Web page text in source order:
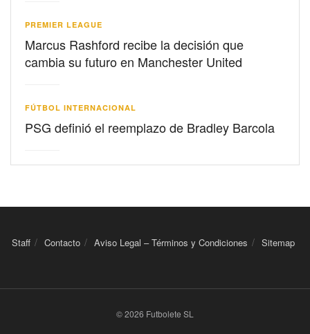
PREMIER LEAGUE
Marcus Rashford recibe la decisión que
cambia su futuro en Manchester United
FÚTBOL INTERNACIONAL
PSG definió el reemplazo de Bradley Barcola
Staff Contacto Aviso Legal – Términos y Condiciones Sitemap
© 2026 Futbolete SL